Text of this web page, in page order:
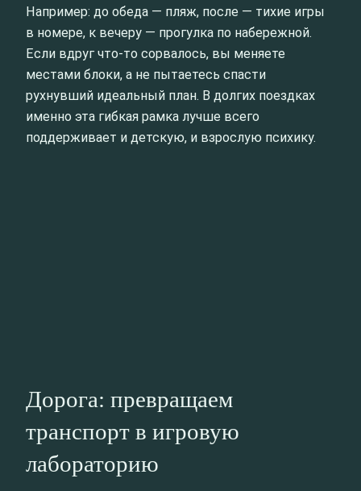
Например: до обеда — пляж, после — тихие игры
в номере, к вечеру — прогулка по набережной.
Если вдруг что-то сорвалось, вы меняете
местами блоки, а не пытаетесь спасти
рухнувший идеальный план. В долгих поездках
именно эта гибкая рамка лучше всего
поддерживает и детскую, и взрослую психику.
Дорога: превращаем
транспорт в игровую
лабораторию